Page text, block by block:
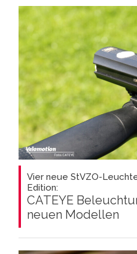
Vier neue StVZO-
Edition:
CATEYE
neuen Modellen